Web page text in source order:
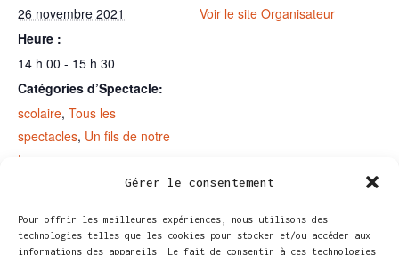
Gérer le consentement
Pour offrir les meilleures expériences, nous utilisons des
technologies telles que les cookies pour stocker et/ou accéder aux
informations des appareils. Le fait de consentir à ces technologies
26 novembre 2021
Heure :
14 h 00 - 15 h 30
Catégories d’Spectacle:
scolaire, Tous les
spectacles, Un fils de notre
temps
waterloo.be/spectacles/detai
Voir le site Organisateur